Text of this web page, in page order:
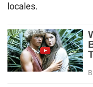
locales.